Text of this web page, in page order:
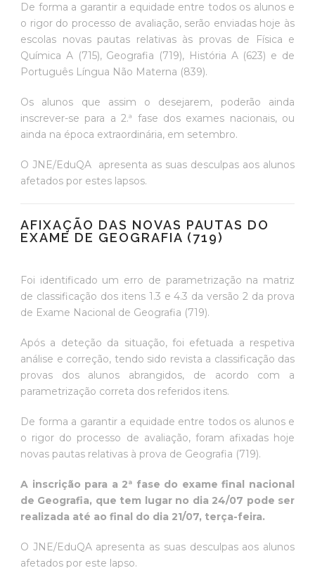
De forma a garantir a equidade entre todos os alunos e
o rigor do processo de avaliação, serão enviadas hoje às
escolas novas pautas relativas às provas de Física e
Química A (715), Geografia (719), História A (623) e de
Português Língua Não Materna (839).
Os alunos que assim o desejarem, poderão ainda
inscrever-se para a 2.ª fase dos exames nacionais, ou
ainda na época extraordinária, em setembro.
O JNE/EduQA apresenta as suas desculpas aos alunos
afetados por estes lapsos.
AFIXAÇÃO DAS NOVAS PAUTAS DO
EXAME DE GEOGRAFIA (719)
Foi identificado um erro de parametrização na matriz
de classificação dos itens 1.3 e 4.3 da versão 2 da prova
de Exame Nacional de Geografia (719).
Após a deteção da situação, foi efetuada a respetiva
análise e correção, tendo sido revista a classificação das
provas dos alunos abrangidos, de acordo com a
parametrização correta dos referidos itens.
De forma a garantir a equidade entre todos os alunos e
o rigor do processo de avaliação, foram afixadas hoje
novas pautas relativas à prova de Geografia (719).
A inscrição para a 2ª fase do exame final nacional
de Geografia, que tem lugar no dia 24/07 pode ser
realizada até ao final do dia 21/07, terça-feira.
O JNE/EduQA apresenta as suas desculpas aos alunos
afetados por este lapso.